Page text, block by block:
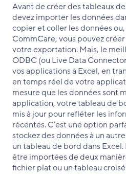
Avant de créer des tableaux
devez importer les données
copier et coller les données
CommCare, vous pouvez
votre exportation. Mais, le
ODBC (ou Live Data
vos applications à Excel, en
en temps réel de votre
mesure que les données sont
application, votre tableau de
mis à jour pour refléter les
récentes. C’est une option
stockez des données à un
un tableau de bord dans
être importées de deux
fichier plat ou un tableau